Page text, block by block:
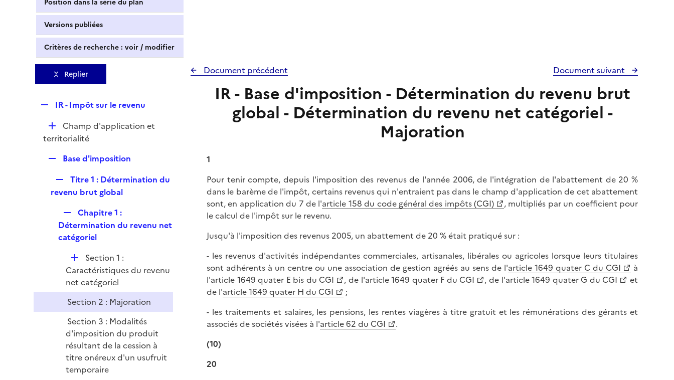
Position dans la série du plan
Versions publiées
Critères de recherche : voir / modifier
Replier
p
l
IR - Impôt sur le revenu
D
é
r
Champ d'application et
territorialité
p
l
r
Base d'imposition
e
l
i
e
Titre 1 : Détermination du
revenu brut global
e
p
i
e
r
Chapitre 1 :
Détermination du revenu net
catégoriel
D
é
p
l
i
e
r
Section 1 :
Caractéristiques du revenu
net catégoriel
Section 2 : Majoration
Section 3 : Modalités
d'imposition du produit
résultant de la cession à
titre onéreux d'un usufruit
temporaire
Document précédent Document suivant
IR - Base d'imposition - Détermination du revenu brut
global - Détermination du revenu net catégoriel -
Majoration
1
Pour tenir compte, depuis l'imposition des revenus de l'année 2006, de l'intégration de l'abattement de 20 %
dans le barème de l'impôt, certains revenus qui n'entraient pas dans le champ d'application de cet abattement
sont, en application du 7 de l'article 158 du code général des impôts (CGI)
, multipliés par un coefficient pour
le calcul de l'impôt sur le revenu.
Jusqu'à l'imposition des revenus 2005, un abattement de 20 % était pratiqué sur :
- les revenus d'activités indépendantes commerciales, artisanales, libérales ou agricoles lorsque leurs titulaires
sont adhérents à un centre ou une association de gestion agréés au sens de l'article 1649 quater C du CGI
à
l'article 1649 quater E bis du CGI , de l'article 1649 quater F du CGI , de l'article 1649 quater G du CGI
et
de l'article 1649 quater H du CGI
;
- les traitements et salaires, les pensions, les rentes viagères à titre gratuit et les rémunérations des gérants et
associés de sociétés visées à l'article 62 du CGI
.
(10)
20